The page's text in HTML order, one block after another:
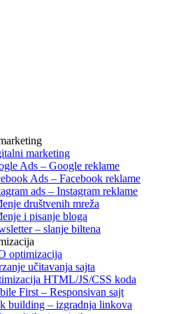
marketing
Ads – Google reklame
Ads – Facebook reklame
ads – Instagram reklame
društvenih mreža
i pisanje bloga
– slanje biltena
optimizacija
učitavanja sajta
HTML/JS/CSS koda
First – Responsivan sajt
building – izgradnja linkova